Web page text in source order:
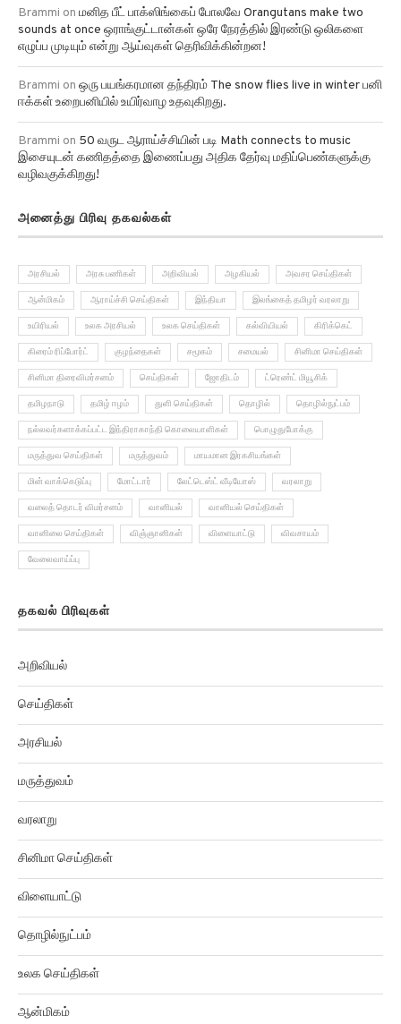
Brammi on மனித பீட் பாக்ஸிங்கைப் போலவே Orangutans make two
sounds at once ஒராங்குட்டான்கள் ஒரே நேரத்தில் இரண்டு ஒலிகளை
எழுப்ப முடியும் என்று ஆய்வுகள் தெரிவிக்கின்றன!
Brammi on ஒரு பயங்கரமான தந்திரம் The snow flies live in winter பனி
ஈக்கள் உறைபனியில் உயிர்வாழ உதவுகிறது.
Brammi on 50 வருட ஆராய்ச்சியின் படி Math connects to music
இசையுடன் கணிதத்தை இணைப்பது அதிக தேர்வு மதிப்பெண்களுக்கு
வழிவகுக்கிறது!
அனைத்து பிரிவு தகவல்கள்
அரசியல் அரசு பணிகள் அறிவியல் அழகியல் அவசர செய்திகள்
ஆன்மிகம் ஆராய்ச்சி செய்திகள் இந்தியா இலங்கைத் தமிழர் வரலாறு
உயிரியல் உலக அரசியல் உலக செய்திகள் கல்வியியல் கிரிக்கெட்
கிரைம் ரிப்போர்ட் குழந்தைகள் சமூகம் சமையல் சினிமா செய்திகள்
சினிமா திரைவிமர்சனம் செய்திகள் ஜோதிடம் ட்ரெண்ட் மியூசிக்
தமிழநாடு தமிழ் ஈழம் துளி செய்திகள் தொழில் தொழில்நுட்பம்
நல்லவர்களாக்கப்பட்ட இந்திராகாந்தி கொலையாளிகள் பொழுதுபோக்கு
மருத்துவ செய்திகள் மருத்துவம் மாயமான இரகசியங்கள்
மின் வாக்கெடுப்பு மோட்டார் லேட்டெஸ்ட் வீடியோஸ் வரலாறு
வலைத் தொடர் விமர்சனம் வானியல் வானியல் செய்திகள்
வானிலை செய்திகள் விஞ்ஞானிகள் விளையாட்டு விவசாயம்
வேலைவாய்ப்பு
தகவல் பிரிவுகள்
அறிவியல்
செய்திகள்
அரசியல்
மருத்துவம்
வரலாறு
சினிமா செய்திகள்
விளையாட்டு
தொழில்நுட்பம்
உலக செய்திகள்
ஆன்மிகம்